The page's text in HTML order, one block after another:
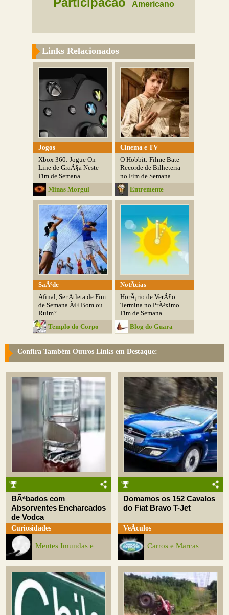
Americano
Links Relacionados
Jogos
Xbox 360: Jogue On-
Line de GraÃ§a Neste
Fim de Semana
Minas Morgul
Cinema e TV
O Hobbit: Filme Bate
Recorde de Bilheteria
no Fim de Semana
Entremente
SaÃºde
Afinal, Ser Atleta de Fim
de Semana Ã© Bom ou
Ruim?
Templo do Corpo
NotÃ­cias
HorÃ¡rio de VerÃ£o
Termina no PrÃ³ximo
Fim de Semana
Blog do Guara
Confira Também Outros Links em Destaque:
BÃªbados com
Absorventes Encharcados
de Vodca
Curiosidades
Mentes Imundas e
Domamos os 152 Cavalos
do Fiat Bravo T-Jet
VeÃ­culos
Carros e Marcas